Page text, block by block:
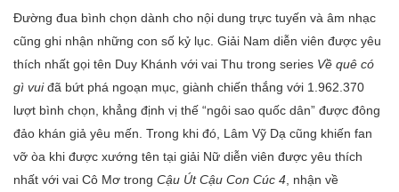
Đường đua bình chọn dành cho nội dung trực tuyến và âm nhạc
cũng ghi nhận những con số kỷ lục. Giải Nam diễn viên được yêu
thích nhất gọi tên Duy Khánh với vai Thu trong series Về quê có
gì vuiđã bứt phá ngoạn mục, giành chiến thắng với 1.962.370
lượt bình chọn, khẳng định vị thế “ngôi sao quốc dân” được đông
đảo khán giả yêu mến. Trong khi đó, Lâm Vỹ Dạ cũng khiến fan
vỡ òa khi được xướng tên tại giải Nữ diễn viên được yêu thích
nhất với vai Cô Mơ trong Cậu Út Cậu Con Cúc 4 , nhận về